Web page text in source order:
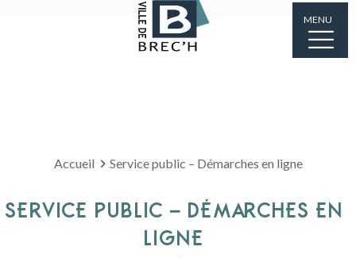
MENU
Accueil Service public – Démarches en ligne
SERVICE PUBLIC – DÉMARCHES EN
LIGNE